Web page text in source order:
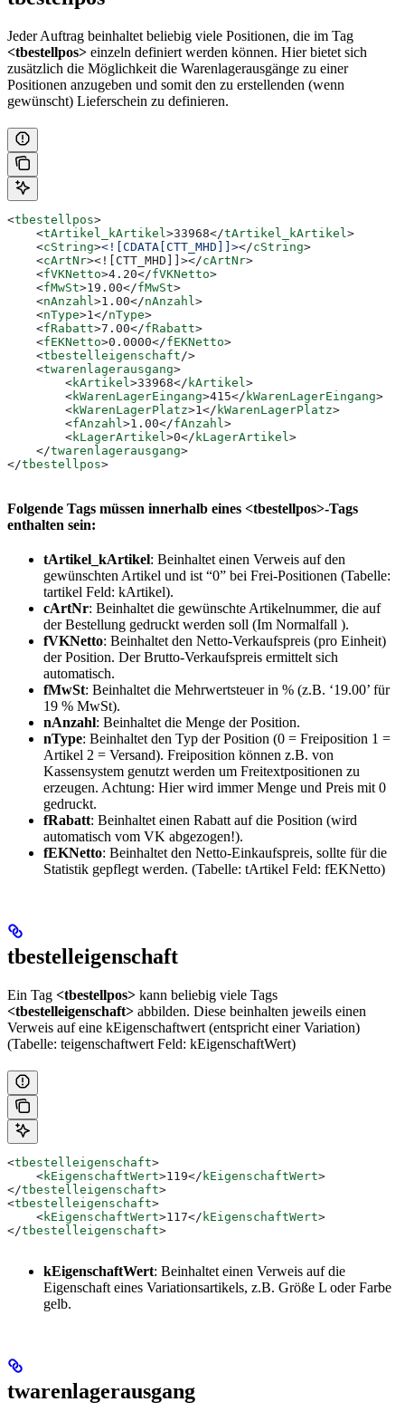
Jeder Auftrag beinhaltet beliebig viele Positionen, die im Tag
<tbestellpos> einzeln definiert werden können. Hier bietet sich
zusätzlich die Möglichkeit die Warenlagerausgänge zu einer
Positionen anzugeben und somit den zu erstellenden (wenn
gewünscht) Lieferschein zu definieren.
<tbestellpos>
    <
tArtikel_kArtikel>33968</tArtikel_kArtikel>
    <
cString><![CDATA[CTT_MHD]]></cString>
    <
cArtNr><![CTT_MHD]]></cArtNr>
    <
fVKNetto>4.20</fVKNetto>
    <
fMwSt>19.00</fMwSt>
    <
nAnzahl>1.00</nAnzahl>
    <
nType>1</nType>
    <
fRabatt>7.00</fRabatt>
    <
fEKNetto>0.0000</fEKNetto>
    <
tbestelleigenschaft/>
    <
twarenlagerausgang>
        <
kArtikel>33968</ kArtikel>
        <
kWarenLagerEingang>415</ kWarenLagerEingang>
        <
kWarenLagerPlatz>1</ kWarenLagerPlatz>
        <
fAnzahl>1.00</fAnzahl>
        <
kLagerArtikel>0</ kLagerArtikel>
    </
twarenlagerausgang>
</tbestellpos>
Folgende Tags müssen innerhalb eines <tbestellpos>-Tags
enthalten sein:
tArtikel_kArtikel: Beinhaltet einen Verweis auf den
gewünschten Artikel und ist “0” bei Frei-Positionen (Tabelle:
tartikel Feld: kArtikel).
cArtNr: Beinhaltet die gewünschte Artikelnummer, die auf
der Bestellung gedruckt werden soll (Im Normalfall ).
fVKNetto: Beinhaltet den Netto-Verkaufspreis (pro Einheit)
der Position. Der Brutto-Verkaufspreis ermittelt sich
automatisch.
fMwSt: Beinhaltet die Mehrwertsteuer in % (z.B. ‘19.00’ für
19 % MwSt).
nAnzahl: Beinhaltet die Menge der Position.
nType: Beinhaltet den Typ der Position (0 = Freiposition 1 =
Artikel 2 = Versand). Freiposition können z.B. von
Kassensystem genutzt werden um Freitextpositionen zu
erzeugen. Achtung: Hier wird immer Menge und Preis mit 0
gedruckt.
fRabatt: Beinhaltet einen Rabatt auf die Position (wird
automatisch vom VK abgezogen!).
fEKNetto: Beinhaltet den Netto-Einkaufspreis, sollte für die
Statistik gepflegt werden. (Tabelle: tArtikel Feld: fEKNetto)
tbestelleigenschaft
Ein Tag <tbestellpos> kann beliebig viele Tags
<tbestelleigenschaft> abbilden. Diese beinhalten jeweils einen
Verweis auf eine kEigenschaftwert (entspricht einer Variation)
(Tabelle: teigenschaftwert Feld: kEigenschaftWert)
<tbestelleigenschaft>
    <
kEigenschaftWert>119</ kEigenschaftWert>
</tbestelleigenschaft>
<tbestelleigenschaft>
    <
kEigenschaftWert>117</ kEigenschaftWert>
</tbestelleigenschaft>
kEigenschaftWert: Beinhaltet einen Verweis auf die
Eigenschaft eines Variationsartikels, z.B. Größe L oder Farbe
gelb.
twarenlagerausgang